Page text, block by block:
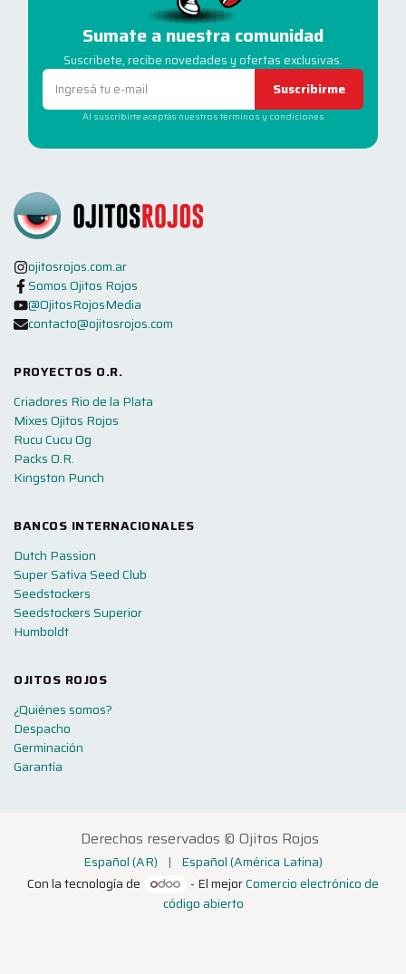
Sumate a nuestra comunidad
Suscribete, recibe novedades y ofertas exclusivas.
Suscribirme
Al suscribirte aceptás nuestros términos y condiciones
ojitosrojos.com.ar
Somos Ojitos Rojos
@OjitosRojosMedia
contacto@ojitosrojos.com
PROYECTOS O.R.
Criadores Rio de la Plata
Mixes Ojitos Rojos
Rucu Cucu Og
Packs O.R.
Kingston Punch
BANCOS INTERNACIONALES
Dutch Passion
Super Sativa Seed Club
Seedstockers
Seedstockers Superior
Humboldt
OJITOS ROJOS
¿Quiénes somos?
Despacho
Germinación
Garantía
Derechos reservados © Ojitos Rojos
Español (AR) | Español (América Latina)
Con la tecnología de
- El mejorComercio electrónico de
código abierto